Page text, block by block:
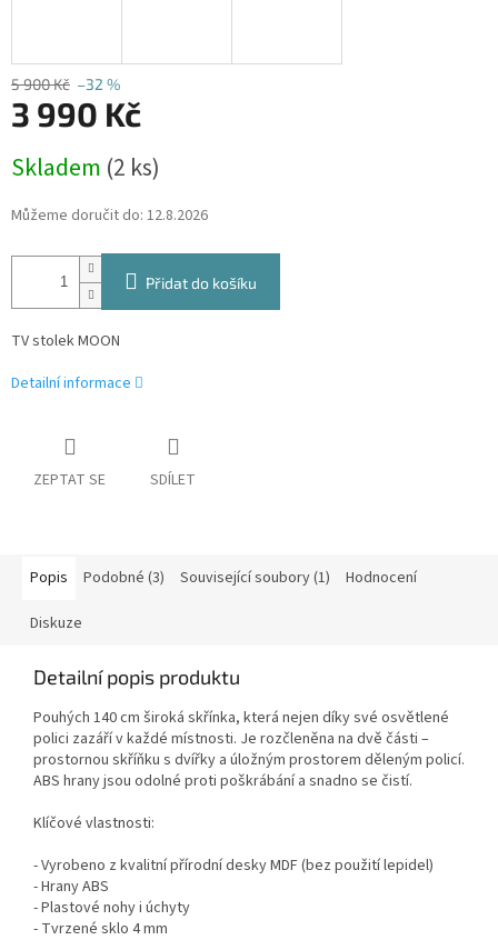
5 900 Kč –32 %
3 990 Kč
cena:
Skladem (2 ks)
Můžeme doručit do: 12.8.2026
Přidat do košíku
TV stolek MOON
Detailní informace
ZEPTAT SE SDÍLET
Popis Podobné (3) Související soubory (1) Hodnocení
Diskuze
Detailní popis produktu
Pouhých 140 cm široká skřínka, která nejen díky své osvětlené
polici zazáří v každé místnosti. Je rozčleněna na dvě části –
prostornou skříňku s dvířky a úložným prostorem děleným policí.
ABS hrany jsou odolné proti poškrábání a snadno se čistí.
Klíčové vlastnosti:
- Vyrobeno z kvalitní přírodní desky MDF (bez použití lepidel)
- Hrany ABS
- Plastové nohy i úchyty
- Tvrzené sklo 4 mm